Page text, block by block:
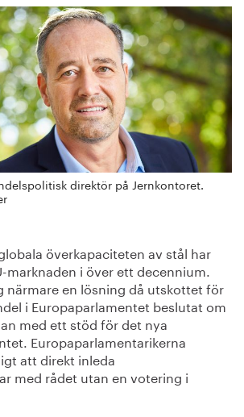
direktör på Jernkontoret.
överkapaciteten av stål har
marknaden i över ett decennium.
närmare en lösning då utskottet för
i Europaparlamentet beslutat om
med ett stöd för det nya
Europaparlamentarikerna
att direkt inleda
med rådet utan en votering i